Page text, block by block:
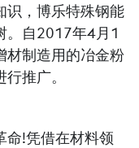
识，博乐特殊钢能
。自2017年4月1
材制造用的冶金粉
推广。
命!凭借在材料领